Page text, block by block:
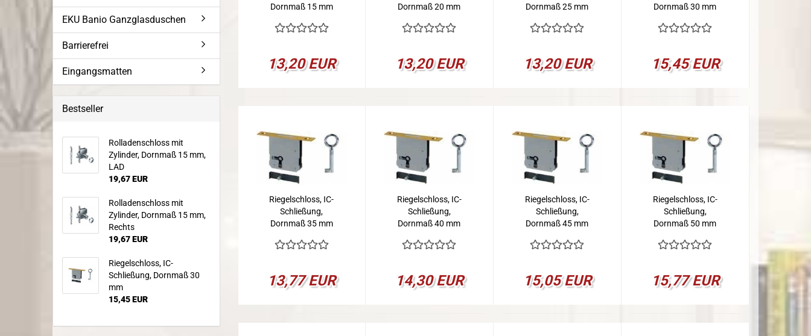
Dornmaß 15 mm
13,20 EUR
Dornmaß 20 mm
13,20 EUR
Dornmaß 25 mm
13,20 EUR
Dornmaß 30 mm
15,45 EUR
Riegelschloss, IC-
Schließung,
Dornmaß 35 mm
13,77 EUR
Riegelschloss, IC-
Schließung,
Dornmaß 40 mm
14,30 EUR
Riegelschloss, IC-
Schließung,
Dornmaß 45 mm
15,05 EUR
Riegelschloss, IC-
Schließung,
Dornmaß 50 mm
15,77 EUR
EKU Banio Ganzglasduschen
Barrierefrei
Eingangsmatten
Bestseller
Rolladenschloss mit
Zylinder, Dornmaß 15 mm,
LAD
19,67 EUR
Rolladenschloss mit
Zylinder, Dornmaß 15 mm,
Rechts
19,67 EUR
Riegelschloss, IC-
Schließung, Dornmaß 30
mm
15,45 EUR